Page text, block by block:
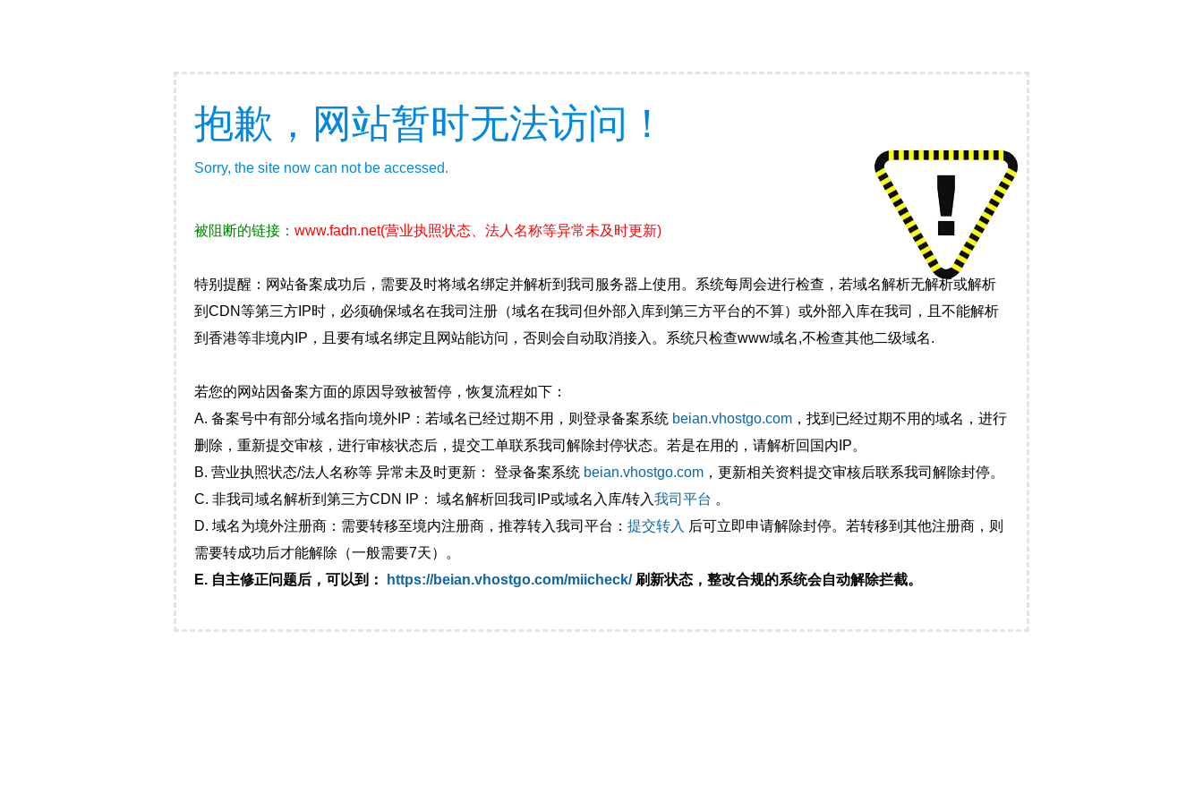
抱歉，网站暂时无法访问！
Sorry, the site now can not be accessed.
被阻断的链接： www.fadn.net(营业执照状态、法人名称等异常未及时更新)
特别提醒：网站备案成功后，需要及时将域名绑定并解析到我司服务器上使用。系统每周会进行检查，若域名解析无解析或解析
到CDN等第三方IP时，必须确保域名在我司注册（域名在我司但外部入库到第三方平台的不算）或外部入库在我司，且不能解析
到香港等非境内IP，且要有域名绑定且网站能访问，否则会自动取消接入。系统只检查www域名,不检查其他二级域名.
若您的网站因备案方面的原因导致被暂停，恢复流程如下：
A. 备案号中有部分域名指向境外IP：若域名已经过期不用，则登录备案系统 beian.vhostgo.com ，找到已经过期不用的域名，进行
删除，重新提交审核，进行审核状态后，提交工单联系我司解除封停状态。若是在用的，请解析回国内IP。
B. 营业执照状态/法人名称等 异常未及时更新： 登录备案系统 beian.vhostgo.com ，更新相关资料提交审核后联系我司解除封停。
C. 非我司域名解析到第三方CDN IP： 域名解析回我司IP或域名入库/转入我司平台 。
D. 域名为境外注册商：需要转移至境内注册商，推荐转入我司平台： 提交转入 后可立即申请解除封停。若转移到其他注册商，则
需要转成功后才能解除（一般需要7天）。
E. 自主修正问题后，可以到：
https://beian.vhostgo.com/miicheck/刷新状态，整改合规的系统会自动解除拦截。